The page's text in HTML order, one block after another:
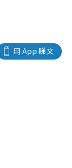
用 App 睇文